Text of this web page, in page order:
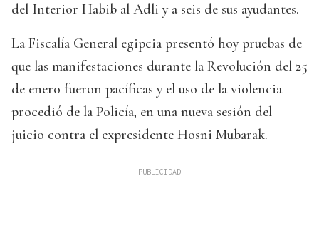
del Interior Habib al Adli y a seis de sus ayudantes.
La Fiscalía General egipcia presentó hoy pruebas de
que las manifestaciones durante la Revolución del 25
de enero fueron pacíficas y el uso de la violencia
procedió de la Policía, en una nueva sesión del
juicio contra el expresidente Hosni Mubarak.